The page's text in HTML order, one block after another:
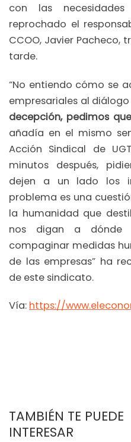
con las
reprochado el
CCOO, Javier Pacheco,
tarde.
“No entiendo cómo se
empresariales al
decepción, pedimos
añadía en el mismo
Acción Sindical de
minutos después,
dejen a un lado los
problema es una
la humanidad que
nos digan a dónde
compaginar medidas
de las empresas” ha
de este sindicato.
Vía: https://
TAMBIÉN TE PUEDE
INTERESAR